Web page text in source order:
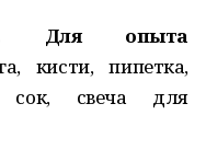
Для опыта
кисти, пипетка,
свеча для